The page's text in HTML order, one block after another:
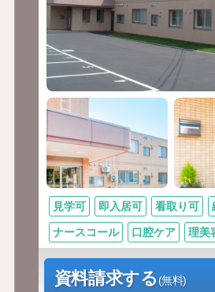
見学可 即入居可 看取り可
ナースコール 口腔ケア 理美
資料請求する(無料)